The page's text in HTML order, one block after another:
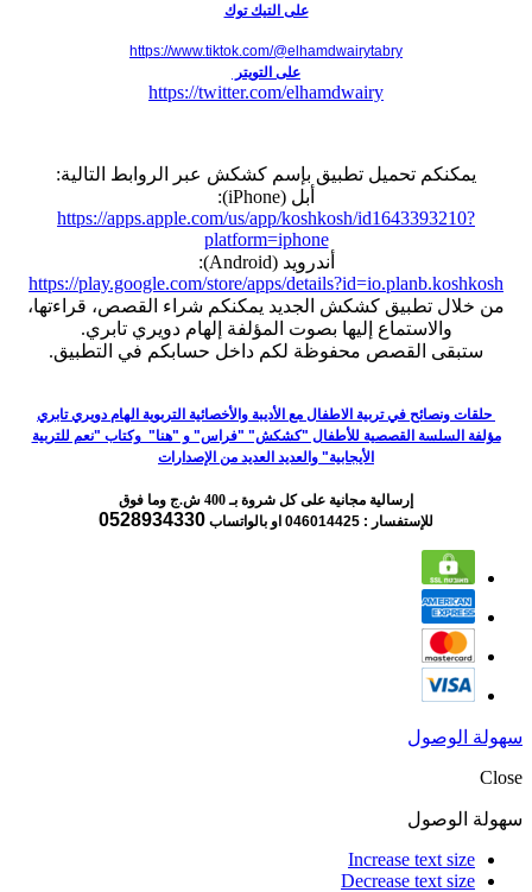
على التيك توك
https://www.tiktok.com/@elhamdwairytabry
على التويتر
https://twitter.com/elhamdwairy
يمكنكم تحميل تطبيق بإسم كشكش عبر الروابط التالية:
أبل (iPhone):
https://apps.apple.com/us/app/koshkosh/id1643393210?
platform=iphone
أندرويد (Android):
https://play.google.com/store/apps/details?id=io.planb.koshkosh
من خلال تطبيق كشكش الجديد يمكنكم شراء القصص، قراءتها،
والاستماع إليها بصوت المؤلفة إلهام دويري تابري.
ستبقى القصص محفوظة لكم داخل حسابكم في التطبيق.
حلقات ونصائح في تربية الاطفال مع الأديبة والأخصائية التربوية الهام دويري تابري
مؤلفة السلسة القصصية للأطفال "كشكش" "فراس" و "هنا" وكتاب "نعم للتربية
الأيجابية" والعديد العديد من الإصدارات
إرسالية مجانية على كل شروة بـ 400 ش.ج وما فوق
للإستفسار : 046014425
او بالواتساب 0528934330
سهولة الوصول
Close
سهولة الوصول
Increase text size
Decrease text size